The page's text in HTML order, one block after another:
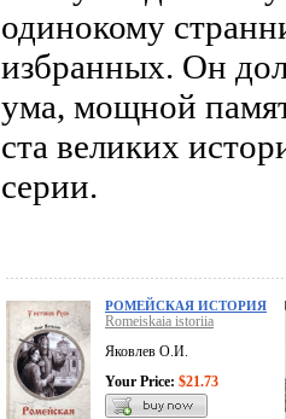
одинокому
избранных. Он
ума, мощной
ста великих
серии.
РОМЕЙСКАЯ ИСТОРИЯ
Romeiskaia istoriia
Яковлев О.И.
Your Price: $21.73